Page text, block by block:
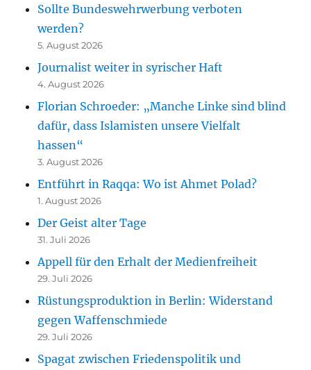
Sollte Bundeswehrwerbung verboten
werden?
5. August 2026
Journalist weiter in syrischer Haft
4. August 2026
Florian Schroeder: „Manche Linke sind blind
dafür, dass Islamisten unsere Vielfalt
hassen“
3. August 2026
Entführt in Raqqa: Wo ist Ahmet Polad?
1. August 2026
Der Geist alter Tage
31. Juli 2026
Appell für den Erhalt der Medienfreiheit
29. Juli 2026
Rüstungsproduktion in Berlin: Widerstand
gegen Waffenschmiede
29. Juli 2026
Spagat zwischen Friedenspolitik und